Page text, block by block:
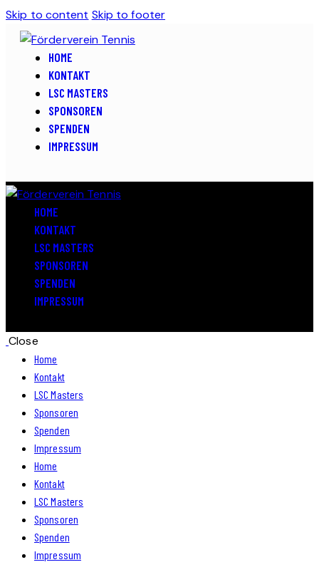
Skip to content Skip to footer
HOME
KONTAKT
LSC MASTERS
SPONSOREN
SPENDEN
IMPRESSUM
HOME
KONTAKT
LSC MASTERS
SPONSOREN
SPENDEN
IMPRESSUM
Close
Home
Kontakt
LSC Masters
Sponsoren
Spenden
Impressum
Home
Kontakt
LSC Masters
Sponsoren
Spenden
Impressum